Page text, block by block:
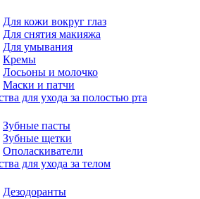
Для кожи вокруг глаз
Для снятия макияжа
Для умывания
Кремы
Лосьоны и молочко
Маски и патчи
для ухода за полостью рта
Зубные пасты
Зубные щетки
Ополаскиватели
для ухода за телом
Дезодоранты